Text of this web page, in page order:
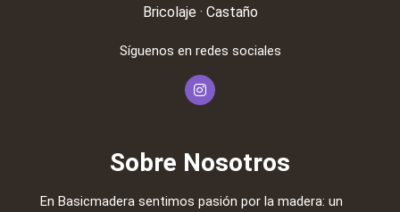
Bricolaje · Castaño
Síguenos en redes sociales
Sobre Nosotros
En Basicmadera sentimos pasión por la madera: un